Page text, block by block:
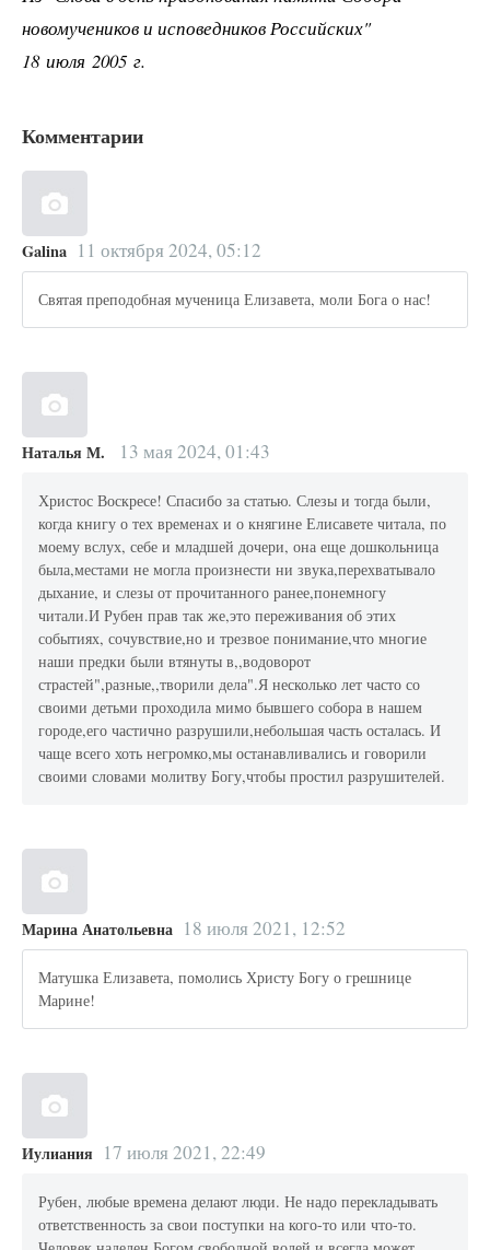
новомучеников и исповедников Российских"
18 июля 2005 г.
Комментарии
Galina 11 октября 2024, 05:12
Святая преподобная мученица Елизавета, моли Бога о нас!
Наталья М. 13 мая 2024, 01:43
Христос Воскресе! Спасибо за статью. Слезы и тогда были,
когда книгу о тех временах и о княгине Елисавете читала, по
моему вслух, себе и младшей дочери, она еще дошкольница
была,местами не могла произнести ни звука,перехватывало
дыхание, и слезы от прочитанного ранее,понемногу
читали.И Рубен прав так же,это переживания об этих
событиях, сочувствие,но и трезвое понимание,что многие
наши предки были втянуты в,,водоворот
страстей",разные,,творили дела".Я несколько лет часто со
своими детьми проходила мимо бывшего собора в нашем
городе,его частично разрушили,небольшая часть осталась. И
чаще всего хоть негромко,мы останавливались и говорили
своими словами молитву Богу,чтобы простил разрушителей.
Марина Анатольевна 18 июля 2021, 12:52
Матушка Елизавета, помолись Христу Богу о грешнице
Марине!
Иулиания 17 июля 2021, 22:49
Рубен, любые времена делают люди. Не надо перекладывать
ответственность за свои поступки на кого-то или что-то.